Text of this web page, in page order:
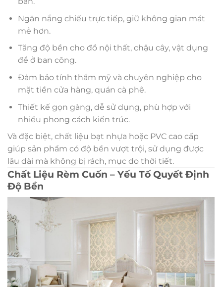
Ngăn nắng chiếu trực tiếp, giữ không gian mát
mẻ hơn.
Tăng độ bền cho đồ nội thất, chậu cây, vật dụng
để ở ban công.
Đảm bảo tính thẩm mỹ và chuyên nghiệp cho
mặt tiền cửa hàng, quán cà phê.
Thiết kế gọn gàng, dễ sử dụng, phù hợp với
nhiều phong cách kiến trúc.
Và đặc biệt, chất liệu bạt nhựa hoặc PVC cao cấp
giúp sản phẩm có độ bền vượt trội, sử dụng được
lâu dài mà không bị rách, mục do thời tiết.
Chất Liệu Rèm Cuốn – Yếu Tố Quyết Định
Độ Bền